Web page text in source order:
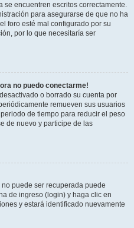
se encuentren escritos correctamente.
para asegurarse de que no ha
foro esté mal configurado por su
por lo que necesitaría ser
no puedo conectarme!
o borrado su cuenta por
remueven sus usuarios
de tiempo para reducir el peso
de nuevo y participe de las
no puede ser recuperada puede
de ingreso (login) y haga clic en
y estará identificado nuevamente